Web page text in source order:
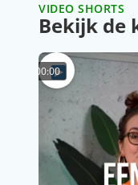
VIDEO SHORTS
Bekijk de
00:00